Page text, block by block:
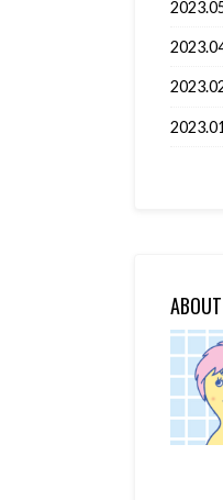
ABOUT